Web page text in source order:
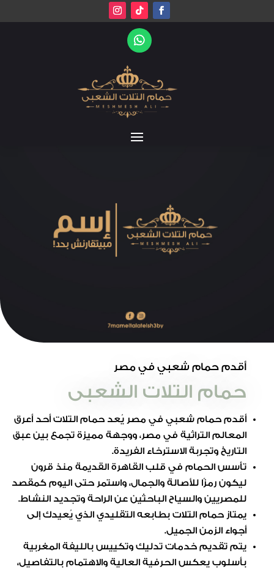
أقدم حمام شعبي في مصر
حمام التلات الشعبى
أقدم حمام شعبي في مصر يُعد حمام التلات أحد أعرق
المعالم التراثية في مصر، ووجهة مميزة تجمع بين عبق
التاريخ وتجربة الاسترخاء الفريدة.
تأسس الحمام في قلب القاهرة القديمة منذ قرون
ليكون رمزًا للأصالة والجمال، واستمر حتى اليوم كمقصد
للمصريين والسياح الباحثين عن الراحة وتجديد النشاط.
يمتاز حمام التلات بطابعه التقليدي الذي يُعيدك إلى
أجواء الزمن الجميل.
يتم تقديم خدمات تدليك وتكييس بالليفة المغربية
بأسلوب يعكس الحرفية العالية والاهتمام بالتفاصيل،